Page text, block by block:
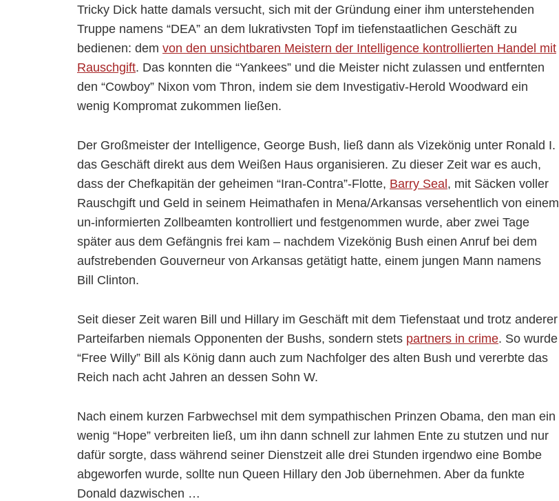
Tricky Dick hatte damals versucht, sich mit der Gründung einer ihm unterstehenden
Truppe namens “DEA” an dem lukrativsten Topf im tiefenstaatlichen Geschäft zu
bedienen: dem von den unsichtbaren Meistern der Intelligence kontrollierten Handel mit
Rauschgift. Das konnten die “Yankees” und die Meister nicht zulassen und entfernten
den “Cowboy” Nixon vom Thron, indem sie dem Investigativ-Herold Woodward ein
wenig Kompromat zukommen ließen.
Der Großmeister der Intelligence, George Bush, ließ dann als Vizekönig unter Ronald I.
das Geschäft direkt aus dem Weißen Haus organisieren. Zu dieser Zeit war es auch,
dass der Chefkapitän der geheimen “Iran-Contra”-Flotte, Barry Seal , mit Säcken voller
Rauschgift und Geld in seinem Heimathafen in Mena/Arkansas versehentlich von einem
un-informierten Zollbeamten kontrolliert und festgenommen wurde, aber zwei Tage
später aus dem Gefängnis frei kam – nachdem Vizekönig Bush einen Anruf bei dem
aufstrebenden Gouverneur von Arkansas getätigt hatte, einem jungen Mann namens
Bill Clinton.
Seit dieser Zeit waren Bill und Hillary im Geschäft mit dem Tiefenstaat und trotz anderer
Parteifarben niemals Opponenten der Bushs, sondern stets partners in crime. So wurde
“Free Willy” Bill als König dann auch zum Nachfolger des alten Bush und vererbte das
Reich nach acht Jahren an dessen Sohn W.
Nach einem kurzen Farbwechsel mit dem sympathischen Prinzen Obama, den man ein
wenig “Hope” verbreiten ließ, um ihn dann schnell zur lahmen Ente zu stutzen und nur
dafür sorgte, dass während seiner Dienstzeit alle drei Stunden irgendwo eine Bombe
abgeworfen wurde, sollte nun Queen Hillary den Job übernehmen. Aber da funkte
Donald dazwischen …